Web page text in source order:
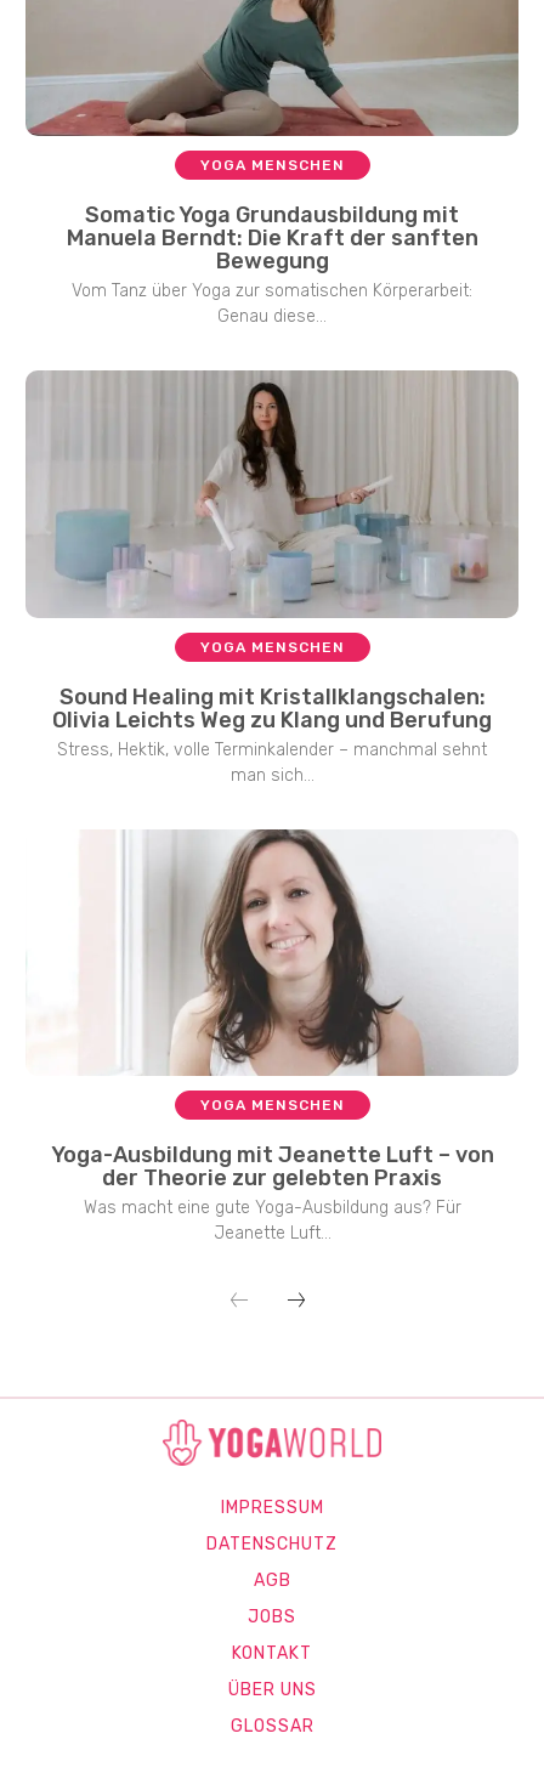
YOGA MENSCHEN
Somatic Yoga Grundausbildung mit
Manuela Berndt: Die Kraft der sanften
Bewegung
Vom Tanz über Yoga zur somatischen Körperarbeit:
Genau diese...
YOGA MENSCHEN
Sound Healing mit Kristallklangschalen:
Olivia Leichts Weg zu Klang und Berufung
Stress, Hektik, volle Terminkalender – manchmal sehnt
man sich...
YOGA MENSCHEN
Yoga-Ausbildung mit Jeanette Luft – von
der Theorie zur gelebten Praxis
Was macht eine gute Yoga-Ausbildung aus? Für
Jeanette Luft...
IMPRESSUM
DATENSCHUTZ
AGB
JOBS
KONTAKT
ÜBER UNS
GLOSSAR